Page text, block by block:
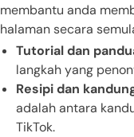
membantu anda
halaman secara
Tutorial dan
langkah yang
Resipi dan
adalah antara
TikTok.